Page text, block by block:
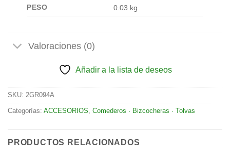
PESO 0.03 kg
Valoraciones (0)
Añadir a la lista de deseos
SKU: 2GR094A
Categorías: ACCESORIOS, Comederos · Bizcocheras · Tolvas
PRODUCTOS RELACIONADOS